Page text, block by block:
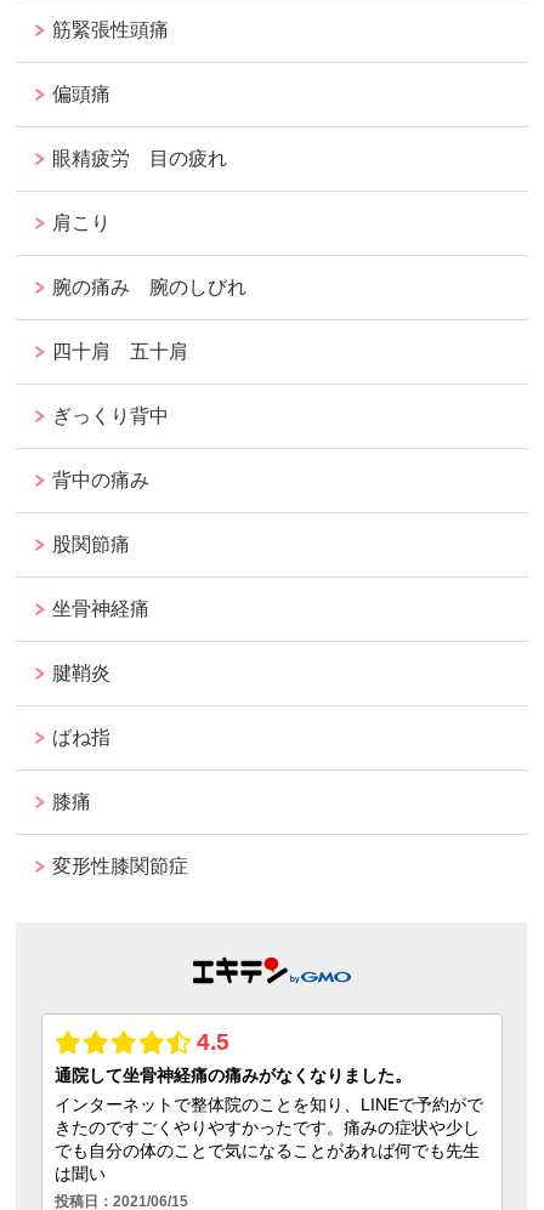
筋緊張性頭痛
偏頭痛
眼精疲労 目の疲れ
肩こり
腕の痛み 腕のしびれ
四十肩 五十肩
ぎっくり背中
背中の痛み
股関節痛
坐骨神経痛
腱鞘炎
ばね指
膝痛
変形性膝関節症